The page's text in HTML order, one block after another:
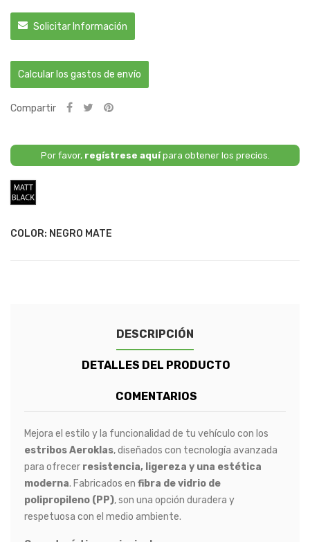
Solicitar Información
Calcular los gastos de envío
Compartir
Por favor, regístrese aquípara obtener los precios.
COLOR: NEGRO MATE
DESCRIPCIÓN
DETALLES DEL PRODUCTO
COMENTARIOS
Mejora el estilo y la funcionalidad de tu vehículo con los
estribos Aeroklas, diseñados con tecnología avanzada
para ofrecer resistencia, ligereza y una estética
moderna. Fabricados en fibra de vidrio de
polipropileno (PP), son una opción duradera y
respetuosa con el medio ambiente.